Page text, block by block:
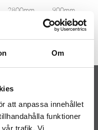
Om
att anpassa innehållet
funktioner
trafik. Vi
2800mm 900mm